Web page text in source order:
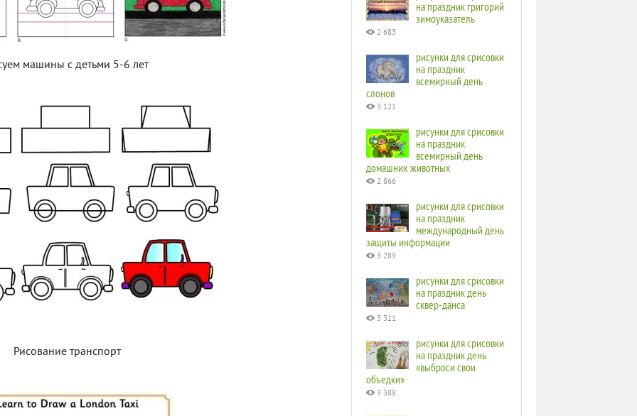
машины с детьми 5-6 лет
Рисование транспорт
на праздник григорий
зимоуказатель
2 683
рисунки для срисовки
на праздник
всемирный день
слонов
3 121
рисунки для срисовки
на праздник
всемирный день
домашних животных
2 866
рисунки для срисовки
на праздник
международный день
защиты информации
3 289
рисунки для срисовки
на праздник день
сквер-данса
3 311
рисунки для срисовки
на праздник день
«выброси свои
объедки»
3 388